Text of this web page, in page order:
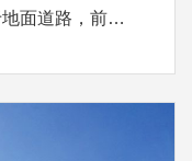
地面道路，前…